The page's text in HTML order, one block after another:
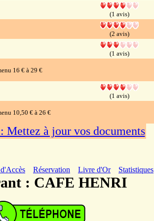
(1 avis)
(2 avis)
(1 avis)
16 € à 29 €
(1 avis)
10,50 € à 26 €
Mettez à jour vos documents
Réservation Livre d'Or Statistiques
: CAFE HENRI